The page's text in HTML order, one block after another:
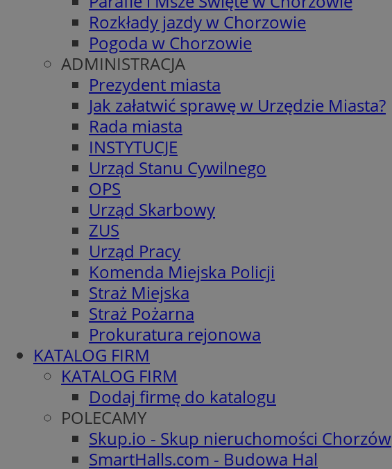
Rozkłady jazdy w Chorzowie
Pogoda w Chorzowie
ADMINISTRACJA
Prezydent miasta
Jak załatwić sprawę w Urzędzie Miasta?
Rada miasta
INSTYTUCJE
Urząd Stanu Cywilnego
OPS
Urząd Skarbowy
ZUS
Urząd Pracy
Komenda Miejska Policji
Straż Miejska
Straż Pożarna
Prokuratura rejonowa
KATALOG FIRM
KATALOG FIRM
Dodaj firmę do katalogu
POLECAMY
Skup.io - Skup nieruchomości Chorzów
SmartHalls.com - Budowa Hal